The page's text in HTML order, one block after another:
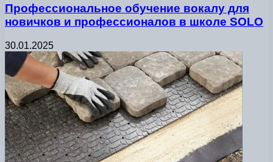
Профессиональное обучение вокалу для
новичков и профессионалов в школе SOLO
30.01.2025